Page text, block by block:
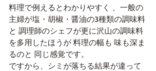
料理で例えるとわかりやすく 、一般の
主婦が塩・胡椒・醤油の3種類の調味料
と 調理師のシェフが更に沢山の調味料
を多用したほうが 料理の幅も 味も深ま
るのと 同じ感覚です。
ですから、シミが落ちる結果が違って